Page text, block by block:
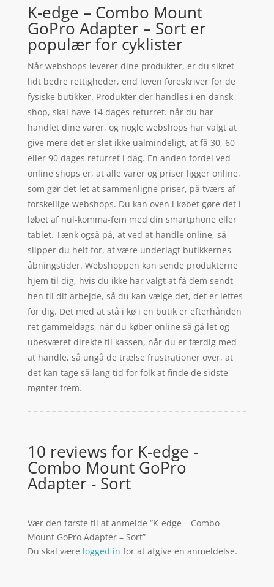
K-edge – Combo Mount
GoPro Adapter – Sort er
populær for cyklister
Når webshops leverer dine produkter, er du sikret
lidt bedre rettigheder, end loven foreskriver for de
fysiske butikker. Produkter der handles i en dansk
shop, skal have 14 dages returret. når du har
handlet dine varer, og nogle webshops har valgt at
give mere det er slet ikke ualmindeligt, at få 30, 60
eller 90 dages returret i dag. En anden fordel ved
online shops er, at alle varer og priser ligger online,
som gør det let at sammenligne priser, på tværs af
forskellige webshops. Du kan oven i købet gøre det i
løbet af nul-komma-fem med din smartphone eller
tablet. Tænk også på, at ved at handle online, så
slipper du helt for, at være underlagt butikkernes
åbningstider. Webshoppen kan sende produkterne
hjem til dig, hvis du ikke har valgt at få dem sendt
hen til dit arbejde, så du kan vælge det, det er lettes
for dig. Det med at stå i kø i en butik er efterhånden
ret gammeldags, når du køber online så gå let og
ubesværet direkte til kassen, når du er færdig med
at handle, så ungå de trælse frustrationer over, at
det kan tage så lang tid for folk at finde de sidste
mønter frem.
10 reviews for K-edge -
Combo Mount GoPro
Adapter - Sort
Vær den første til at anmelde “K-edge – Combo
Mount GoPro Adapter – Sort”
Du skal være logged in for at afgive en anmeldelse.